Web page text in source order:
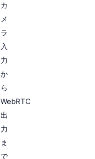
カ
メ
ラ
入
力
か
ら
WebRTC
出
力
ま
で